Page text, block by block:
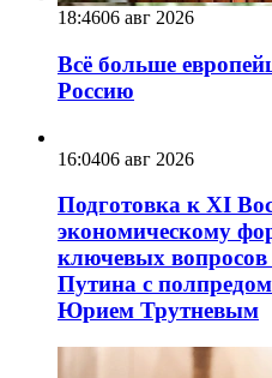
18:4606 авг 2026
Всё больше
Россию
16:0406 авг 2026
Подготовка к XI
экономическому
ключевых
Путина с
Юрием Трутневым